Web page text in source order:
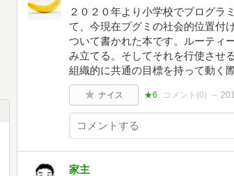
２０２０年より小学校でプログラ
て、今現在プグミの社会的位置付
ついて書かれた本です。ルーティ
み立てる。そしてそれを行使させ
組織的に共通の目標を持って動く
ナイス ★6 コメント(0)
家主